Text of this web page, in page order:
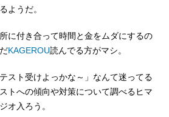
ようだ。
に付き合って時間と金をムダにするの
KAGEROU読んでる方がマシ。
スト受けよっかな～」なんて迷ってる
トへの傾向や対策について調べるヒマ
オ入ろう。